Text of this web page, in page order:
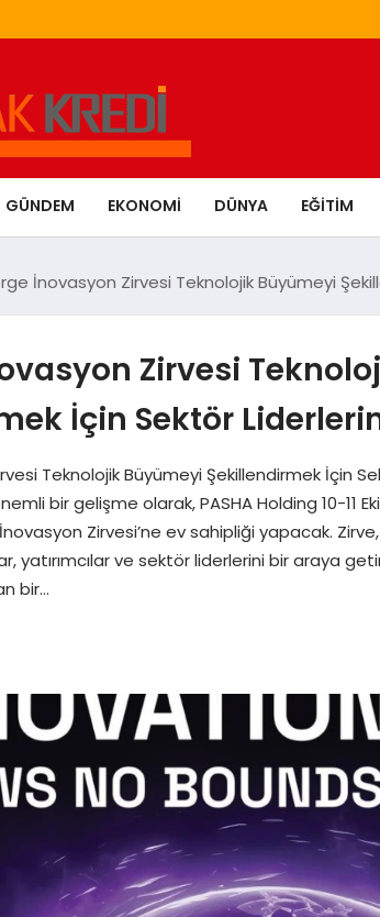
GÜNDEM EKONOMI DÜNYA EĞITIM
İnovasyon Zirvesi Teknolojik Büyümeyi
Zirvesi
İçin Sektör
Teknolojik Büyümeyi Şekillendirmek İçin
bir gelişme olarak, PASHA Holding 10-11
Zirvesi’ne ev sahipliği yapacak.
yatırımcılar ve sektör liderlerini bir araya
bir…